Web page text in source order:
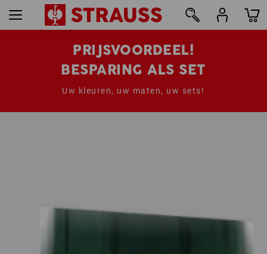
PRIJSVOORDEEL!
BESPARING ALS SET
Uw kleuren, uw maten, uw sets!